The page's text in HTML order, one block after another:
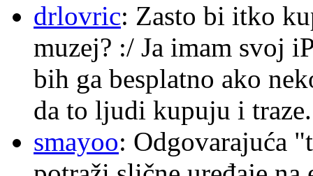
drlovric: Zasto bi itko
muzej? :/ Ja imam svoj
bih ga besplatno ako
da to ljudi kupuju i traze.
smayoo: Odgovarajuća